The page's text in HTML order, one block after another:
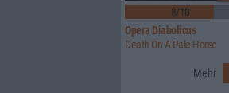
8/10
Opera Diabolicus
Death On A Pale Horse
Mehr